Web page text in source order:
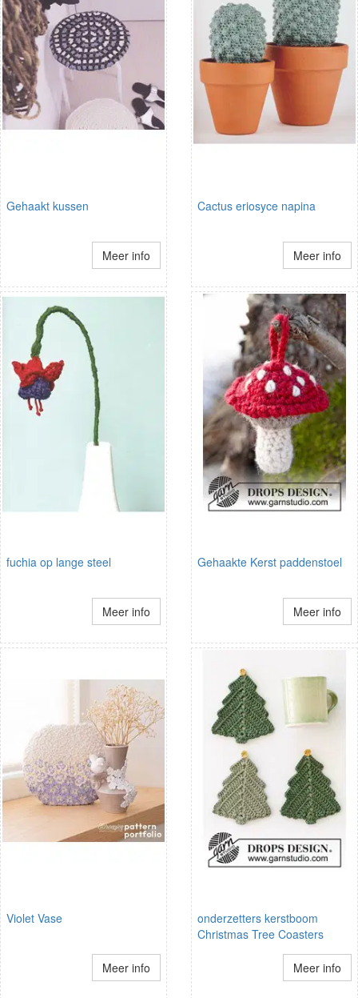
Gehaakt kussen
Meer info
Cactus eriosyce napina
Meer info
fuchia op lange steel
Meer info
Gehaakte Kerst paddenstoel
Meer info
Violet Vase
Meer info
onderzetters kerstboom
Christmas Tree Coasters
Meer info